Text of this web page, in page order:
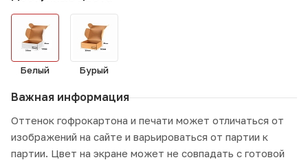
Белый Бурый
Важная информация
Оттенок гофрокартона и печати может отличаться от
изображений на сайте и варьироваться от партии к
партии. Цвет на экране может не совпадать с готовой